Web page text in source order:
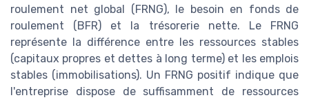
roulement net global (FRNG), le besoin en fonds de
roulement (BFR) et la trésorerie nette. Le FRNG
représente la différence entre les ressources stables
(capitaux propres et dettes à long terme) et les emplois
stables (immobilisations). Un FRNG positif indique que
l'entreprise dispose de suffisamment de ressources